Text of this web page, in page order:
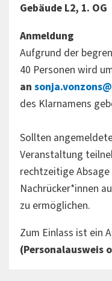
Gebäude L2, 1. OG
Anmeldung
Aufgrund der
40 Personen wird
an
des Klarnamens
Sollten
Veranstaltung
rechtzeitige
Nachrücker*innen
zu ermöglichen.
Zum Einlass ist ein
(Personalausweis